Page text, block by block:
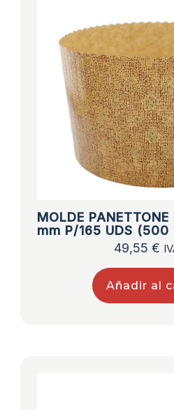
MOLDE
mm P/165 UDS (500
49,55 €
Añadir al